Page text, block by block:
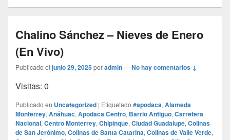
Chalino Sánchez – Nieves de Enero
(En Vivo)
Publicado el junio 29, 2025poradmin—No hay comentarios ↓
Visitas: 0
Publicado en Uncategorized | Etiquetado #apodaca, Alameda
Monterrey, Anáhuac, Apodaca Centro, Barrio Antiguo, Carretera
Nacional, Centro Monterrey, Chipinque, Ciudad Guadalupe, Colinas
de San Jerónimo, Colinas de Santa Catarina, Colinas de Valle Verde,